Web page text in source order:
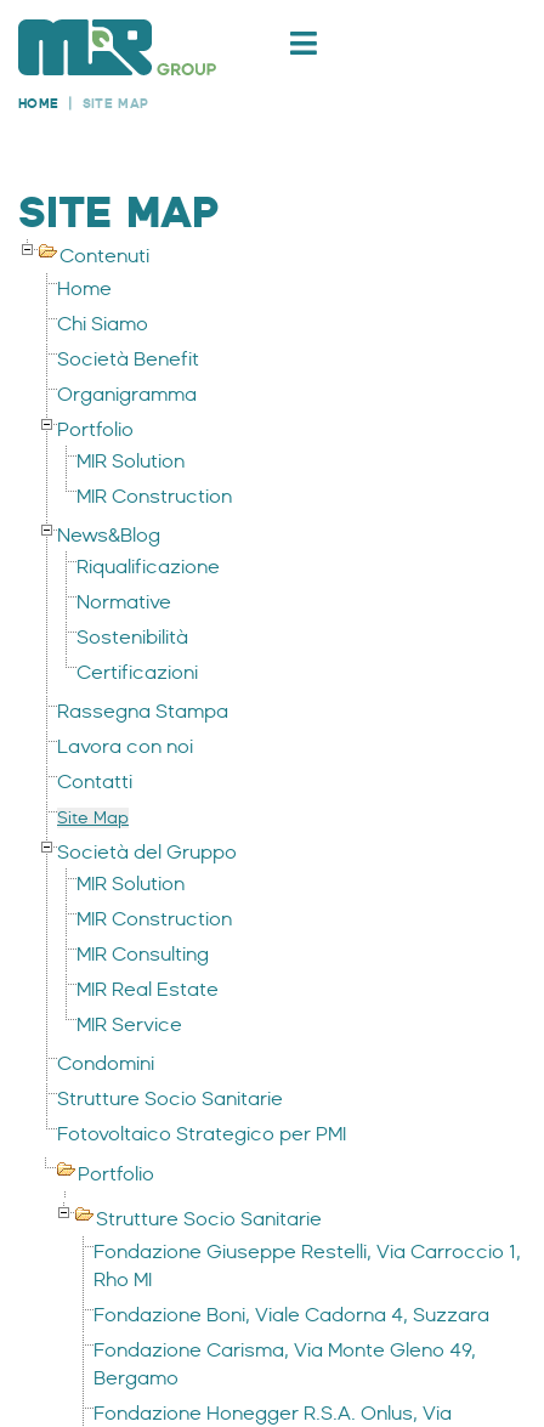
HOME SITE MAP
SITE MAP
Contenuti
Home
Chi Siamo
Società Benefit
Organigramma
Portfolio
MIR Solution
MIR Construction
News&Blog
Riqualificazione
Normative
Sostenibilità
Certificazioni
Rassegna Stampa
Lavora con noi
Contatti
Site Map
Società del Gruppo
MIR Solution
MIR Construction
MIR Consulting
MIR Real Estate
MIR Service
Condomini
Strutture Socio Sanitarie
Fotovoltaico Strategico per PMI
Portfolio
Strutture Socio Sanitarie
Fondazione Giuseppe Restelli, Via Carroccio 1,
Rho MI
Fondazione Boni, Viale Cadorna 4, Suzzara
Fondazione Carisma, Via Monte Gleno 49,
Bergamo
Fondazione Honegger R.S.A. Onlus, Via